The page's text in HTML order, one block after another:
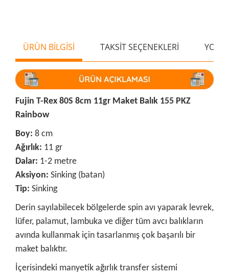
ÜRÜN BİLGİSİ TAKSİT SEÇENEKLERİ
Fujin T-Rex 80S 8cm 11gr Maket Balık 155 PKZ
Rainbow
Boy: 8 cm
Ağırlık: 11 gr
Dalar: 1-2 metre
Aksiyon: Sinking (batan)
Tip: Sinking
Derin sayılabilecek bölgelerde spin avı yaparak levrek,
lüfer, palamut, lambuka ve diğer tüm avcı balıkların
avında kullanmak için tasarlanmış çok başarılı bir
maket balıktır.
İçerisindeki manyetik ağırlık transfer sistemi